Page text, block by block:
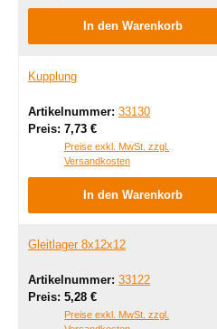
In den Warenkorb
Kupplung
Artikelnummer: 33130
Preis: Regulärer Preis:
7,73 €
Preise exkl. MwSt. zzgl.
Versandkosten
In den Warenkorb
Gleitlager 8x12x12
Artikelnummer: 33122
Preis: Regulärer Preis:
5,28 €
Preise exkl. MwSt. zzgl.